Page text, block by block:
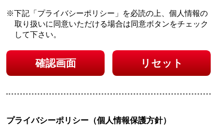
下記「プライバシーポリシー」を必読の上、個人情報の
取り扱いに同意いただける場合は同意ボタンをチェック
して下さい。
確認画面 リセット
プライバシーポリシー（個人情報保護方針）